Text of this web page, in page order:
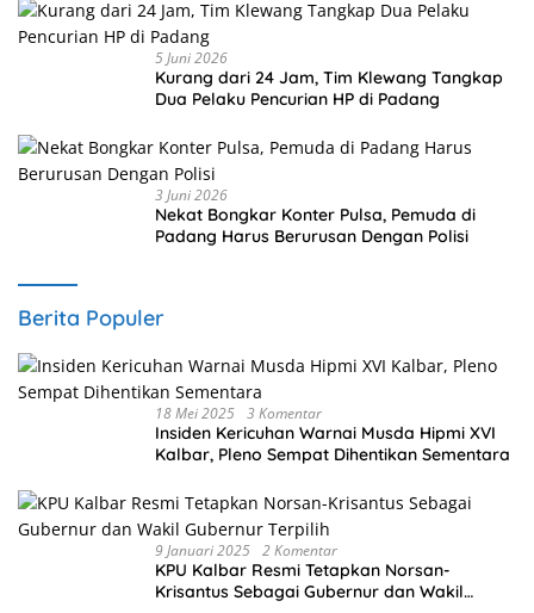
5 Juni 2026
Kurang dari 24 Jam, Tim Klewang Tangkap
Dua Pelaku Pencurian HP di Padang
3 Juni 2026
Nekat Bongkar Konter Pulsa, Pemuda di
Padang Harus Berurusan Dengan Polisi
Berita Populer
18 Mei 2025 3 Komentar
Insiden Kericuhan Warnai Musda Hipmi XVI
Kalbar, Pleno Sempat Dihentikan Sementara
9 Januari 2025 2 Komentar
KPU Kalbar Resmi Tetapkan Norsan-
Krisantus Sebagai Gubernur dan Wakil